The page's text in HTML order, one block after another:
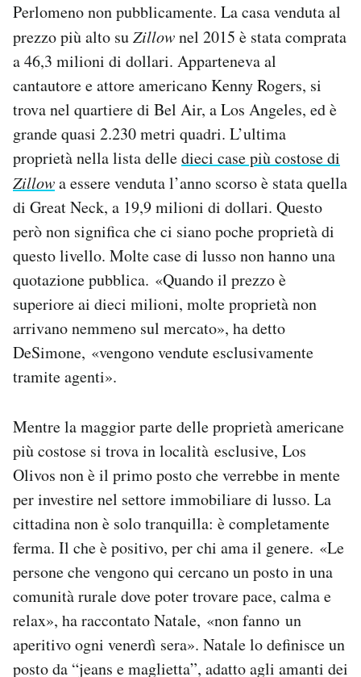
Perlomeno non pubblicamente. La casa venduta al
prezzo più alto suZillownel 2015 è stata comprata
a 46,3 milioni di dollari. Apparteneva al
cantautore e attore americano Kenny Rogers, si
trova nel quartiere di Bel Air, a Los Angeles, ed è
grande quasi 2.230 metri quadri. L’ultima
proprietà nella lista delledieci case più costose di
Zillowa essere venduta l’anno scorso è stata quella
di Great Neck, a 19,9 milioni di dollari. Questo
però non significa che ci siano poche proprietà di
questo livello. Molte case di lusso non hanno una
quotazione pubblica. «Quando il prezzo è
superiore ai dieci milioni, molte proprietà non
arrivano nemmeno sul mercato», ha detto
DeSimone, «vengono vendute esclusivamente
tramite agenti».
Mentre la maggior parte delle proprietà americane
più costose si trova in località esclusive, Los
Olivos non è il primo posto che verrebbe in mente
per investire nel settore immobiliare di lusso. La
cittadina non è solo tranquilla: è completamente
ferma. Il che è positivo, per chi ama il genere. «Le
persone che vengono qui cercano un posto in una
comunità rurale dove poter trovare pace, calma e
relax», ha raccontato Natale, «non fanno un
aperitivo ogni venerdì sera». Natale lo definisce un
posto da “jeans e maglietta”, adatto agli amanti dei